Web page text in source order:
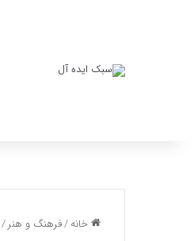
خانه/فرهنگ و هنر/